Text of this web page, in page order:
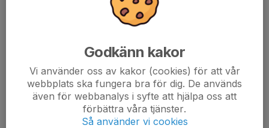
Godkänn kakor
Vi använder oss av kakor (cookies) för att vår
webbplats ska fungera bra för dig. De används
även för webbanalys i syfte att hjälpa oss att
förbättra våra tjänster.
Så använder vi cookies